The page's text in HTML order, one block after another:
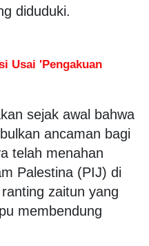
diduduki.
Usai 'Pengakuan
sejak awal bahwa
ancaman bagi
telah menahan
Palestina (PIJ) di
zaitun yang
membendung